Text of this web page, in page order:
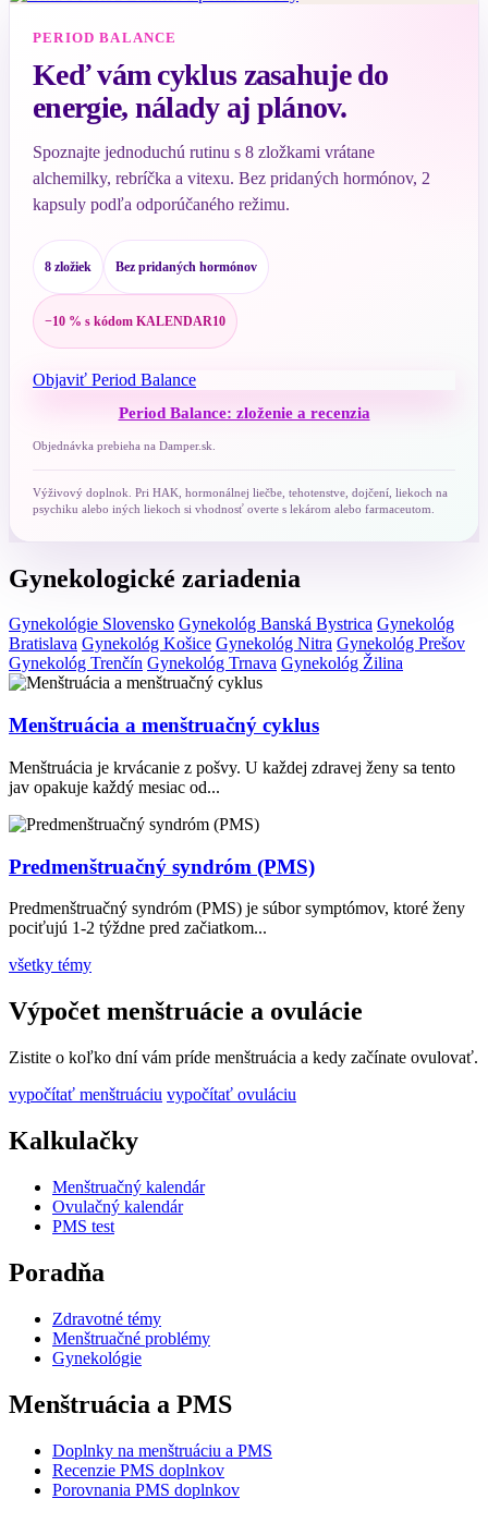
PERIOD BALANCE
Keď vám cyklus zasahuje do
energie, nálady aj plánov.
Spoznajte jednoduchú rutinu s 8 zložkami vrátane
alchemilky, rebríčka a vitexu. Bez pridaných hormónov, 2
kapsuly podľa odporúčaného režimu.
8 zložiek Bez pridaných hormónov
−10 % s kódom KALENDAR10
Objaviť Period Balance
Period Balance: zloženie a recenzia
Objednávka prebieha na Damper.sk.
Výživový doplnok. Pri HAK, hormonálnej liečbe, tehotenstve, dojčení, liekoch na
psychiku alebo iných liekoch si vhodnosť overte s lekárom alebo farmaceutom.
Gynekologické zariadenia
Gynekológie Slovensko Gynekológ Banská Bystrica Gynekológ
Bratislava Gynekológ Košice Gynekológ Nitra Gynekológ Prešov
Gynekológ Trenčín Gynekológ Trnava Gynekológ Žilina
Menštruácia a menštruačný cyklus
Menštruácia je krvácanie z pošvy. U každej zdravej ženy sa tento
jav opakuje každý mesiac od...
Predmenštruačný syndróm (PMS)
Predmenštruačný syndróm (PMS) je súbor symptómov, ktoré ženy
pociťujú 1-2 týždne pred začiatkom...
všetky témy
Výpočet menštruácie a ovulácie
Zistite o koľko dní vám príde menštruácia a kedy začínate ovulovať.
vypočítať menštruáciu vypočítať ovuláciu
Kalkulačky
Menštruačný kalendár
Ovulačný kalendár
PMS test
Poradňa
Zdravotné témy
Menštruačné problémy
Gynekológie
Menštruácia a PMS
Doplnky na menštruáciu a PMS
Recenzie PMS doplnkov
Porovnania PMS doplnkov